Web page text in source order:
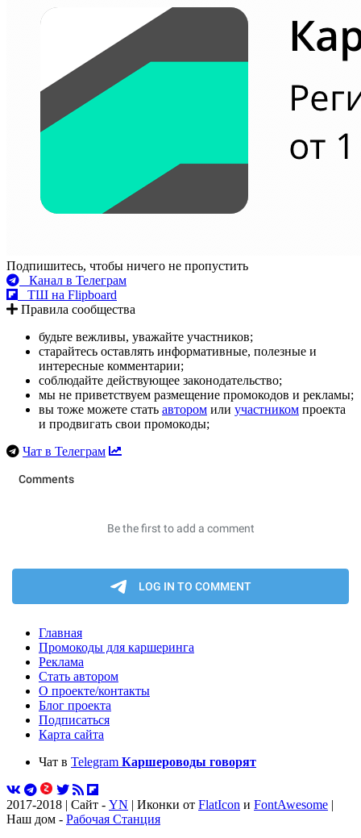
Подпишитесь, чтобы ничего не пропустить
Канал в Телеграм
ТШ на Flipboard
Правила сообщества
будьте вежливы, уважайте участников;
старайтесь оставлять информативные, полезные и
интересные комментарии;
соблюдайте действующее законодательство;
мы не приветствуем размещение промокодов и рекламы;
вы тоже можете стать автором или участником проекта
и продвигать свои промокоды;
Чат в Телеграм
Главная
Промокоды для каршеринга
Реклама
Стать автором
О проекте/контакты
Блог проекта
Подписаться
Карта сайта
Чат в Telegram Каршероводы говорят
2017-2018 | Сайт - YN | Иконки от FlatIcon и FontAwesome |
Наш дом - Рабочая Станция